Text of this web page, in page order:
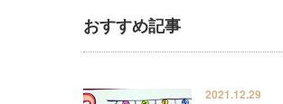
おすすめ記事
2021.12.29